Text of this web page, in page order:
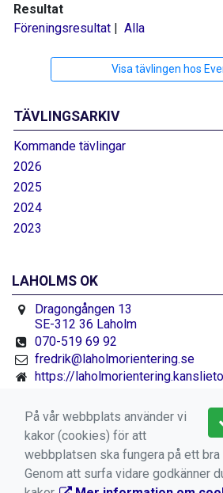
TÄVLINGSARKIV
Kommande tävlingar
2026
2025
2024
2023
Resultat
Föreningsresultat | Alla
Visa tävlingen hos
LAHOLMS OK
Dragongången 13
SE-312 36 Laholm
070-519 69 92
fredrik@laholmorientering.se
https://
På vår webbplats använder vi
kakor (cookies) för att
webbplatsen ska fungera på ett
Genom att surfa vidare godkänner